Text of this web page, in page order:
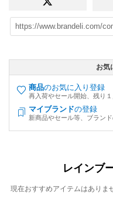
お気
商品のお気に入り登録
再入荷やセール開始、残り
マイブランドの登録
新商品やセール等、ブラン
レインブ
現在おすすめアイテムはありま